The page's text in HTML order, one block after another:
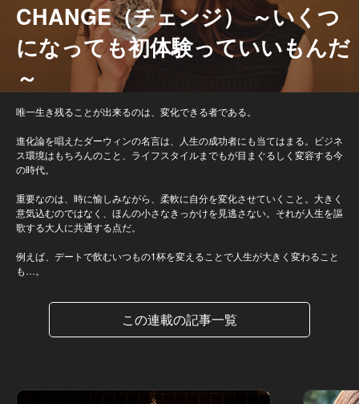
CHANGE（チェンジ） ～いくつ
になっても初体験っていいもんだ
～
唯一生き残ることが出来るのは、変化できる者である。
進化論を唱えたダーウィンの名言は、人生の成功者にも当てはまる。ビジネ
ス環境はもちろんのこと、ライフスタイルまでもが目まぐるしく変容する今
の時代。
重要なのは、時に愉しみながら、柔軟に自分を変化させていくこと。大きく
意気込むのではなく、ほんの小さなきっかけを見逃さない。それが人生を謳
歌する大人に共通する点だ。
例えば、デートで飲むいつもの1杯を変えることで人生が大きく変わること
も…。
この連載の記事一覧